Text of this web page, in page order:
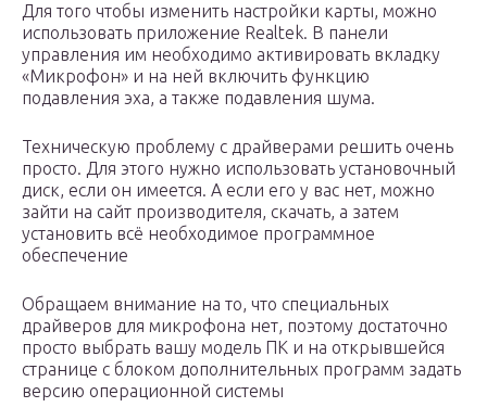
Для того чтобы изменить настройки карты, можно
использовать приложение Realtek. В панели
управления им необходимо активировать вкладку
«Микрофон» и на ней включить функцию
подавления эха, а также подавления шума.
Техническую проблему с драйверами решить очень
просто. Для этого нужно использовать установочный
диск, если он имеется. А если его у вас нет, можно
зайти на сайт производителя, скачать, а затем
установить всё необходимое программное
обеспечение
Обращаем внимание на то, что специальных
драйверов для микрофона нет, поэтому достаточно
просто выбрать вашу модель ПК и на открывшейся
странице с блоком дополнительных программ задать
версию операционной системы